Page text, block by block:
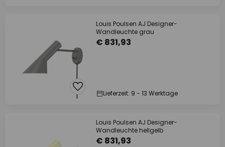
Louis Poulsen AJ Designer-
Wandleuchte grau
€ 831,93
Lieferzeit: 9 - 13 Werktage
Louis Poulsen AJ Designer-
Wandleuchte hellgelb
€ 831,93